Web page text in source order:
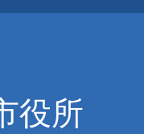
役所